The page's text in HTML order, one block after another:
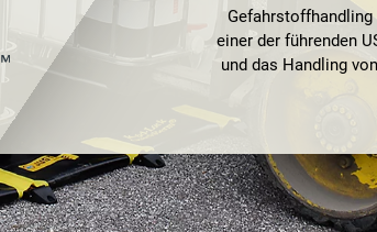
einer der führenden
und das Handling
Kunden auf die
Ascher und Co.
Flüssigkeiten